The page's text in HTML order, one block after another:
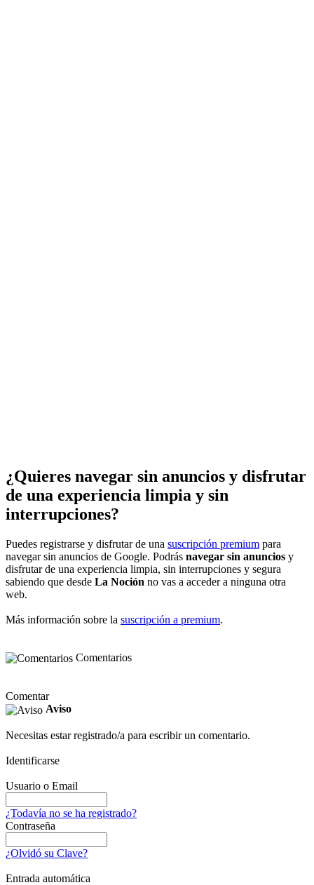
¿Quieres navegar sin anuncios y disfrutar
de una experiencia limpia y sin
interrupciones?
Puedes registrarse y disfrutar de una suscripción premium para
navegar sin anuncios de Google. Podrás navegar sin anuncios y
disfrutar de una experiencia limpia, sin interrupciones y segura
sabiendo que desde La Noción no vas a acceder a ninguna otra
web.
Más información sobre la suscripción a premium.
Comentarios
Comentar
Aviso
Necesitas estar registrado/a para escribir un comentario.
Identificarse
Usuario o Email
¿Todavía no se ha registrado?
Contraseña
¿Olvidó su Clave?
Entrada automática